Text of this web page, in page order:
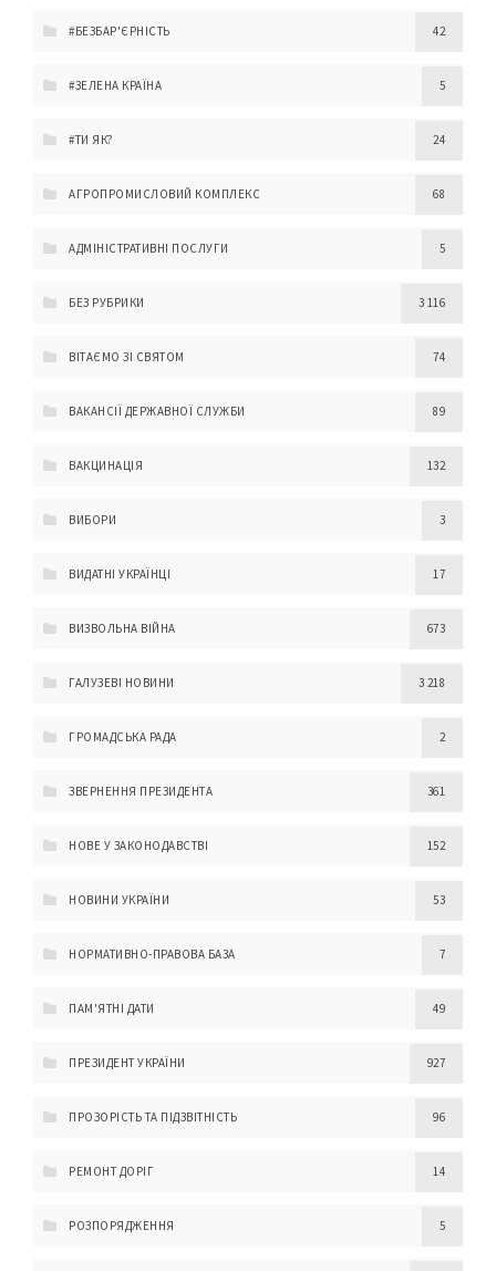
#БЕЗБАР'ЄРНІСТЬ 42
#ЗЕЛЕНА КРАЇНА 5
#ТИ ЯК? 24
АГРОПРОМИСЛОВИЙ КОМПЛЕКС 68
АДМІНІСТРАТИВНІ ПОСЛУГИ 5
БЕЗ РУБРИКИ 3 116
ВІТАЄМО ЗІ СВЯТОМ 74
ВАКАНСІЇ ДЕРЖАВНОЇ СЛУЖБИ 89
ВАКЦИНАЦІЯ 132
ВИБОРИ 3
ВИДАТНІ УКРАЇНЦІ 17
ВИЗВОЛЬНА ВІЙНА 673
ГАЛУЗЕВІ НОВИНИ 3 218
ГРОМАДСЬКА РАДА 2
ЗВЕРНЕННЯ ПРЕЗИДЕНТА 361
НОВЕ У ЗАКОНОДАВСТВІ 152
НОВИНИ УКРАЇНИ 53
НОРМАТИВНО-ПРАВОВА БАЗА 7
ПАМ'ЯТНІ ДАТИ 49
ПРЕЗИДЕНТ УКРАЇНИ 927
ПРОЗОРІСТЬ ТА ПІДЗВІТНІСТЬ 96
РЕМОНТ ДОРІГ 14
РОЗПОРЯДЖЕННЯ 5